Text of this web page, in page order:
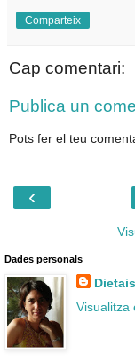
Comparteix
Cap comentari:
Publica un
Pots fer el teu
‹
Dades personals
Visualitza